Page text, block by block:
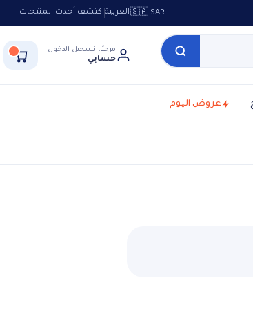
🇸🇦 SARالعربيةاكتشف أحدث المنتجات
مرحبًا، تسجيل الدخول
حسابي
عروض اليوم